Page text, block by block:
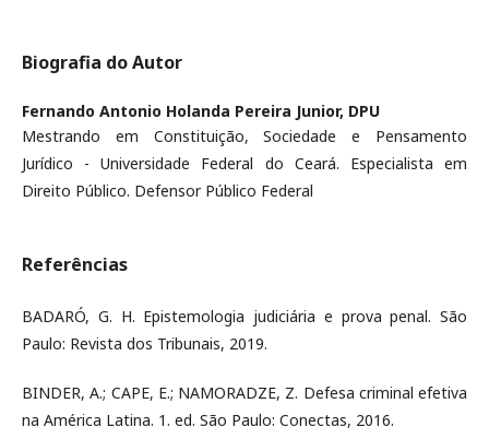
Biografia do Autor
Fernando Antonio Holanda Pereira Junior, DPU
Mestrando em Constituição, Sociedade e Pensamento
Jurídico - Universidade Federal do Ceará. Especialista em
Direito Público. Defensor Público Federal
Referências
BADARÓ, G. H. Epistemologia judiciária e prova penal. São
Paulo: Revista dos Tribunais, 2019.
BINDER, A.; CAPE, E.; NAMORADZE, Z. Defesa criminal efetiva
na América Latina. 1. ed. São Paulo: Conectas, 2016.